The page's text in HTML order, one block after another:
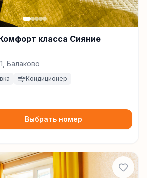
класса Сияние
Балаково
Кондиционер
Выбрать номер